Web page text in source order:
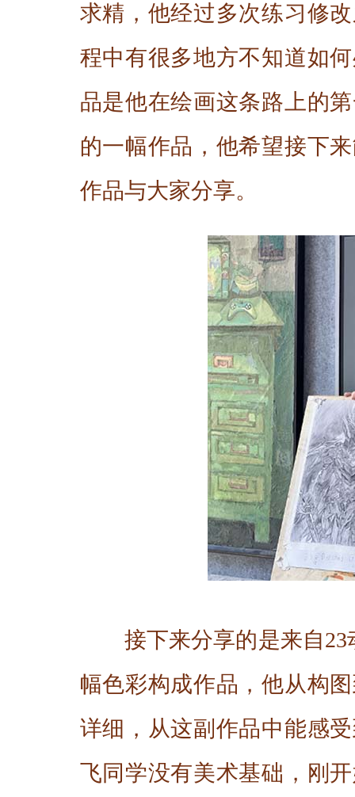
求精，他经过多次练习修
程中有很多地方不知道如
品是他在绘画这条路上的
的一幅作品，他希望接下
作品与大家分享。
接下来分享的是来自
幅色彩构成作品，他从构
详细，从这副作品中能感
飞同学没有美术基础，刚